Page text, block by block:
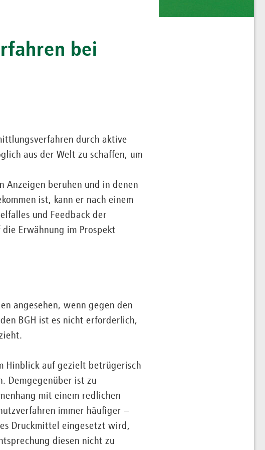
bei
durch aktive
aus der Welt zu schaffen, um
Anzeigen beruhen und in denen
ist, kann er nach einem
und Feedback der
Erwähnung im Prospekt
angesehen, wenn gegen den
BGH ist es nicht erforderlich,
Hinblick auf gezielt betrügerisch
Demgegenüber ist zu
mit einem redlichen
immer häufiger –
Druckmittel eingesetzt wird,
diesen nicht zu